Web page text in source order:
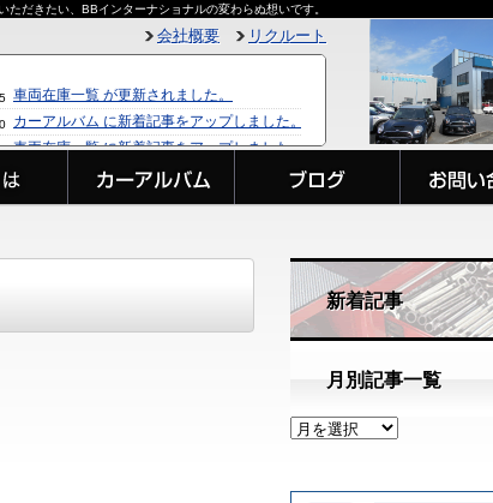
だきたい、BBインターナショナルの変わらぬ想いです。
会社概要 リクルート
新着記事
月別記事一覧